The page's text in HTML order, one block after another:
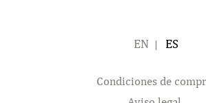
ENGLISH
Condiciones de